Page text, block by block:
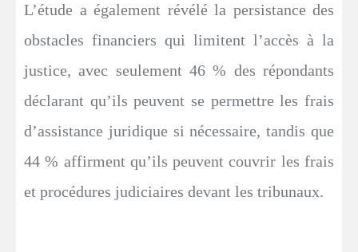
L’étude a également révélé la persistance des
obstacles financiers qui limitent l’accès à la
justice, avec seulement 46 % des répondants
déclarant qu’ils peuvent se permettre les frais
d’assistance juridique si nécessaire, tandis que
44 % affirment qu’ils peuvent couvrir les frais
et procédures judiciaires devant les tribunaux.